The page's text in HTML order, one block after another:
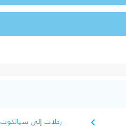
رحلات إلى سيالكوت